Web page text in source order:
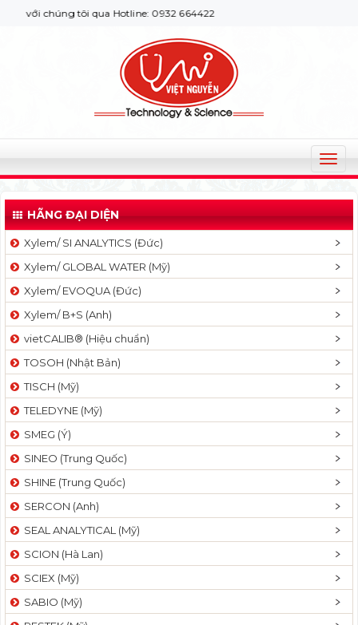
chúng tôi qua Hotline: 0932 664422
T
o
g
l
v
a
t
n
HÃNG ĐẠI DIỆN
Xylem/ SI ANALYTICS (Đức)
Xylem/ GLOBAL WATER (Mỹ)
Xylem/ EVOQUA (Đức)
Xylem/ B+S (Anh)
vietCALIB® (Hiệu chuẩn)
TOSOH (Nhật Bản)
TISCH (Mỹ)
TELEDYNE (Mỹ)
SMEG (Ý)
SINEO (Trung Quốc)
SHINE (Trung Quốc)
SERCON (Anh)
SEAL ANALYTICAL (Mỹ)
SCION (Hà Lan)
SCIEX (Mỹ)
SABIO (Mỹ)